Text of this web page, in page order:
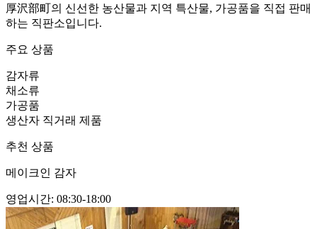
厚沢部町의 신선한 농산물과 지역 특산물, 가공품을 직접 판매
하는 직판소입니다.
주요 상품
감자류
채소류
가공품
생산자 직거래 제품
추천 상품
메이크인 감자
영업시간: 08:30-18:00